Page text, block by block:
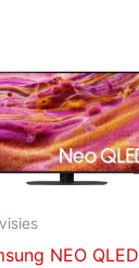
NEO QLED